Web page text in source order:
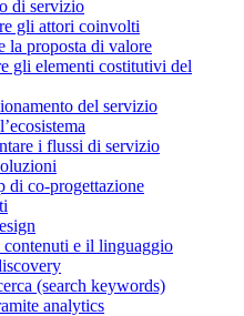
di servizio
gli attori coinvolti
la proposta di valore
gli elementi costitutivi del
del servizio
i flussi di servizio
di co-progettazione
contenuti e il linguaggio
(search keywords)
analytics